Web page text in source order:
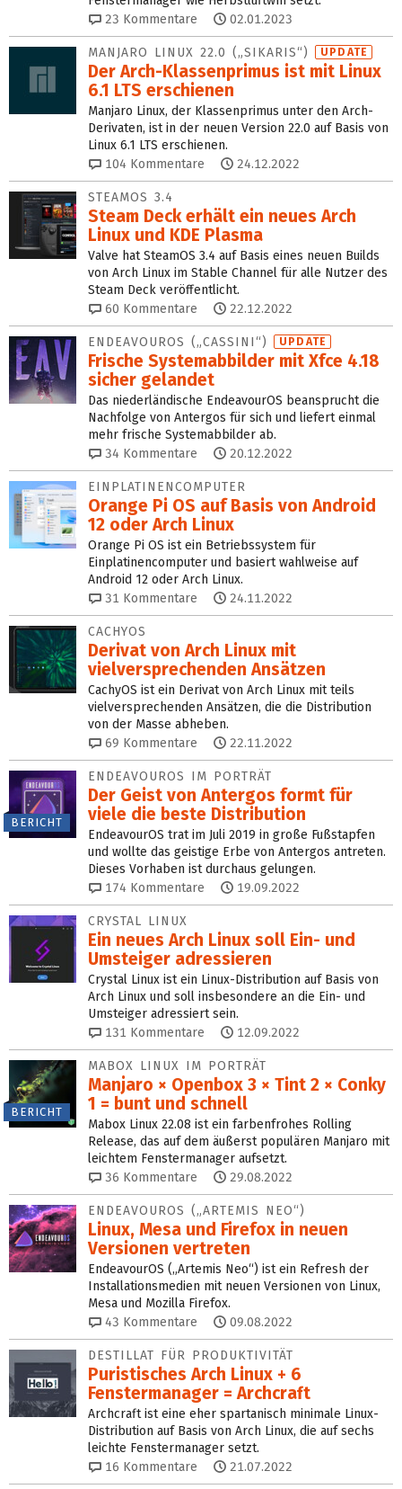
23 Kommentare 02.01.2023
MANJARO LINUX 22.0 („SIKARIS“) UPDATE
Der Arch-Klassenprimus ist mit Linux
6.1 LTS erschienen
Manjaro Linux, der Klassenprimus unter den Arch-
Derivaten, ist in der neuen Version 22.0 auf Basis von
Linux 6.1 LTS erschienen.
104 Kommentare 24.12.2022
STEAMOS 3.4
Steam Deck erhält ein neues Arch
Linux und KDE Plasma
Valve hat SteamOS 3.4 auf Basis eines neuen Builds
von Arch Linux im Stable Channel für alle Nutzer des
Steam Deck veröffentlicht.
60 Kommentare 22.12.2022
ENDEAVOUROS („CASSINI“) UPDATE
Frische Systemabbilder mit Xfce 4.18
sicher gelandet
Das niederländische EndeavourOS beansprucht die
Nachfolge von Antergos für sich und liefert einmal
mehr frische Systemabbilder ab.
34 Kommentare 20.12.2022
EINPLATINENCOMPUTER
Orange Pi OS auf Basis von Android
12 oder Arch Linux
Orange Pi OS ist ein Betriebssystem für
Einplatinencomputer und basiert wahlweise auf
Android 12 oder Arch Linux.
31 Kommentare 24.11.2022
CACHYOS
Derivat von Arch Linux mit
vielversprechenden Ansätzen
CachyOS ist ein Derivat von Arch Linux mit teils
vielversprechenden Ansätzen, die die Distribution
von der Masse abheben.
69 Kommentare 22.11.2022
BERICHT
ENDEAVOUROS IM PORTRÄT
Der Geist von Antergos formt für
viele die beste Distribution
EndeavourOS trat im Juli 2019 in große Fußstapfen
und wollte das geistige Erbe von Antergos antreten.
Dieses Vorhaben ist durchaus gelungen.
174 Kommentare 19.09.2022
CRYSTAL LINUX
Ein neues Arch Linux soll Ein- und
Umsteiger adressieren
Crystal Linux ist ein Linux-Distribution auf Basis von
Arch Linux und soll insbesondere an die Ein- und
Umsteiger adressiert sein.
131 Kommentare 12.09.2022
BERICHT
MABOX LINUX IM PORTRÄT
Manjaro × Openbox 3 × Tint 2 × Conky
1 = bunt und schnell
Mabox Linux 22.08 ist ein farbenfrohes Rolling
Release, das auf dem äußerst populären Manjaro mit
leichtem Fenstermanager aufsetzt.
36 Kommentare 29.08.2022
ENDEAVOUROS („ARTEMIS NEO“)
Linux, Mesa und Firefox in neuen
Versionen vertreten
EndeavourOS („Artemis Neo“) ist ein Refresh der
Installationsmedien mit neuen Versionen von Linux,
Mesa und Mozilla Firefox.
43 Kommentare 09.08.2022
DESTILLAT FÜR PRODUKTIVITÄT
Puristisches Arch Linux + 6
Fenstermanager = Archcraft
Archcraft ist eine eher spartanisch minimale Linux-
Distribution auf Basis von Arch Linux, die auf sechs
leichte Fenstermanager setzt.
16 Kommentare 21.07.2022